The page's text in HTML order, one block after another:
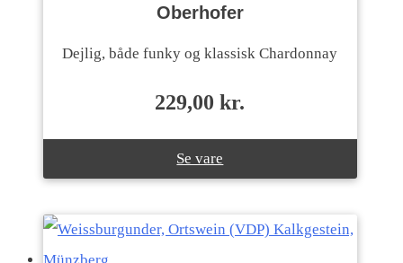
Oberhofer
Dejlig, både funky og klassisk Chardonnay
229,00kr.
Se vare